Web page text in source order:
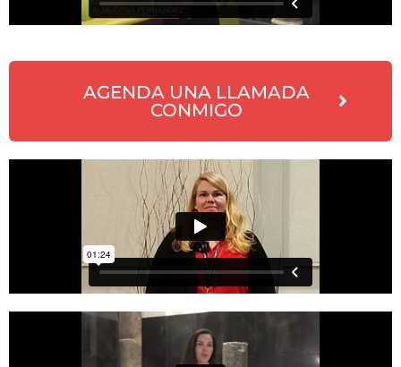
AGENDA UNA LLAMADA
CONMIGO